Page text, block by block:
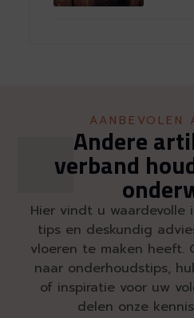
AANBEVOLEN
Andere
verband
Hier vindt u waardevolle
tips en deskundig
vloeren te maken heeft.
naar onderhoudstips,
of inspiratie voor uw
delen onze